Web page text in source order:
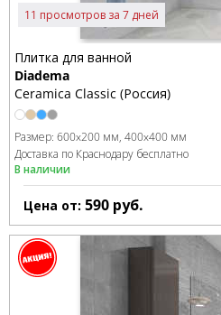
11 просмотров за 7 дней
Плитка для ванной
Diadema
Ceramica Classic (Россия)
Размер: 600x200 мм 400x400 мм
Доставка по Краснодару бесплатно
В наличии
Цена от: 590 руб.